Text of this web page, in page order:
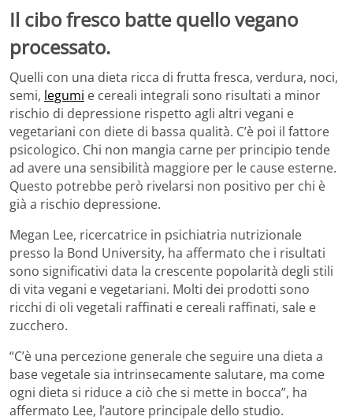
Il cibo fresco batte quello vegano
processato.
Quelli con una dieta ricca di frutta fresca, verdura, noci,
semi, legumi e cereali integrali sono risultati a minor
rischio di depressione rispetto agli altri vegani e
vegetariani con diete di bassa qualità. C’è poi il fattore
psicologico. Chi non mangia carne per principio tende
ad avere una sensibilità maggiore per le cause esterne.
Questo potrebbe però rivelarsi non positivo per chi è
già a rischio depressione.
Megan Lee, ricercatrice in psichiatria nutrizionale
presso la Bond University, ha affermato che i risultati
sono significativi data la crescente popolarità degli stili
di vita vegani e vegetariani. Molti dei prodotti sono
ricchi di oli vegetali raffinati e cereali raffinati, sale e
zucchero.
“C’è una percezione generale che seguire una dieta a
base vegetale sia intrinsecamente salutare, ma come
ogni dieta si riduce a ciò che si mette in bocca”, ha
affermato Lee, l’autore principale dello studio.